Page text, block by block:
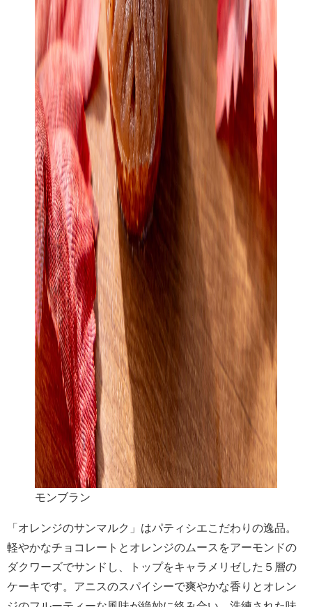
モンブラン
「オレンジのサンマルク」はパティシエこだわりの逸品。
軽やかなチョコレートとオレンジのムースをアーモンドの
ダクワーズでサンドし、トップをキャラメリゼした５層の
ケーキです。アニスのスパイシーで爽やかな香りとオレン